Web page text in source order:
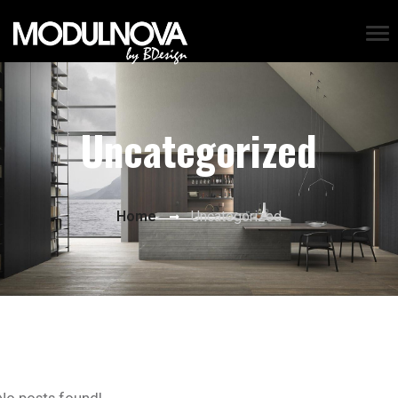
Uncategorized
Home Uncategorized